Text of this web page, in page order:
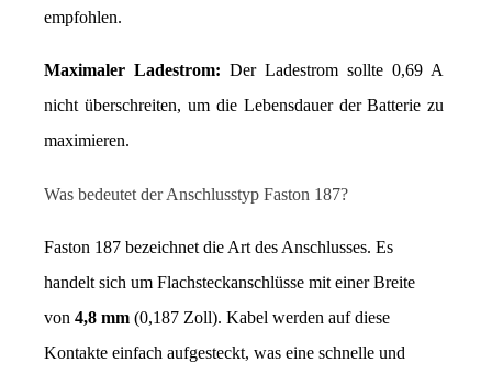
empfohlen.
Maximaler Ladestrom: Der Ladestrom sollte 0,69 A
nicht überschreiten, um die Lebensdauer der Batterie zu
maximieren.
Was bedeutet der Anschlusstyp Faston 187?
Faston 187 bezeichnet die Art des Anschlusses. Es
handelt sich um Flachsteckanschlüsse mit einer Breite
von 4,8 mm (0,187 Zoll). Kabel werden auf diese
Kontakte einfach aufgesteckt, was eine schnelle und